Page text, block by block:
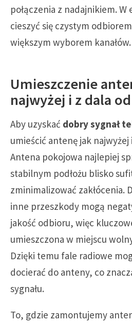
połączenia z nadajnikiem. W
cieszyć się czystym
większym wyborem kanałów.
Umieszczenie
najwyżej i z dala
Aby uzyskać dobry sygnał
umieścić antenę jak
Antena pokojowa najlepiej
stabilnym podłożu blisko
zminimalizować zakłócenia.
inne przeszkody mogą
jakość odbioru, więc
umieszczona w miejscu
Dzięki temu fale radiowe
docierać do anteny, co
sygnału.
To, gdzie zamontujemy